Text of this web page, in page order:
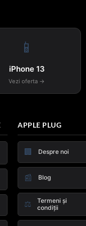
📱
iPhone 13
Vezi oferta →
APPLE PLUG
🏢 Despre noi
📰 Blog
⚖️
Termeni și
condiții